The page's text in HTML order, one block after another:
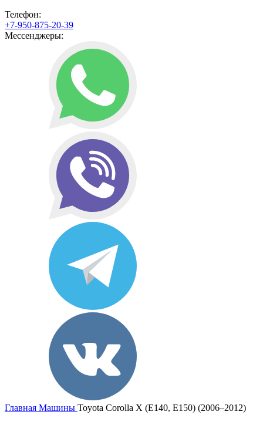
Телефон:
+7-950-875-20-39
Мессенджеры:
Главная Машины Toyota Corolla X (E140, E150) (2006–2012)